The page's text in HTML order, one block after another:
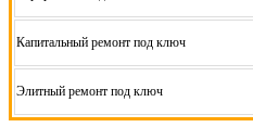
Капитальный ремонт под ключ
Элитный ремонт под ключ